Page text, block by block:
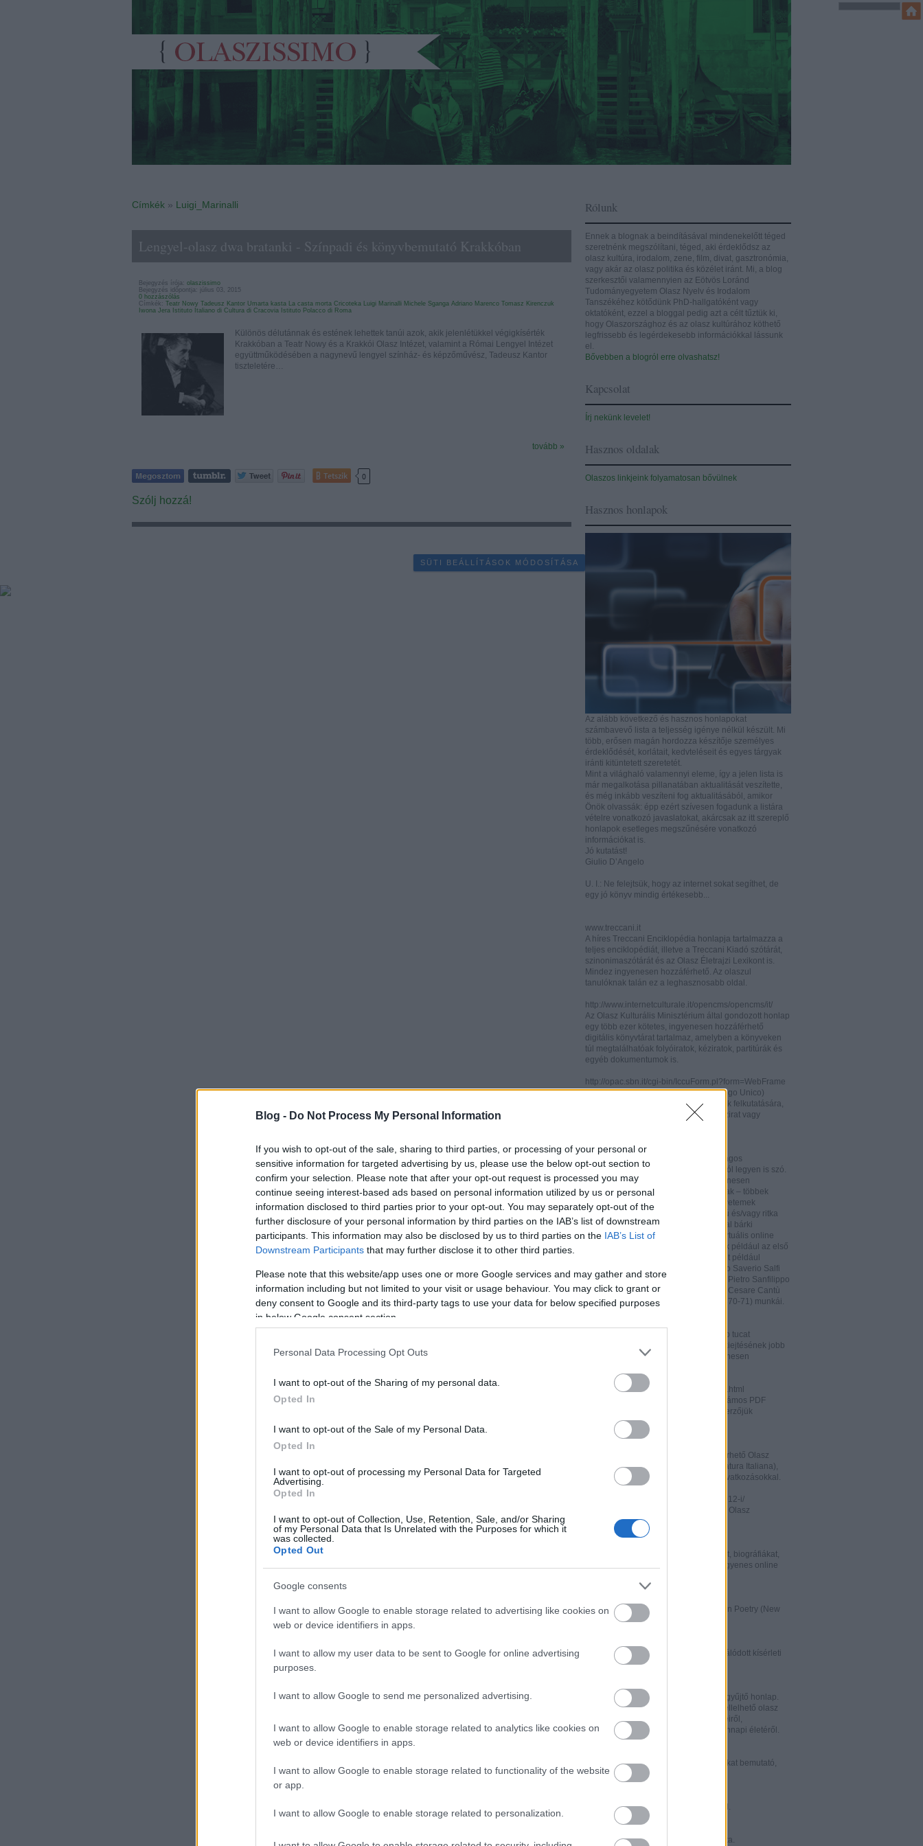
Blog - Do Not Process My Personal Information
If you wish to opt-out of the sale, sharing to third parties, or processing of your personal or
sensitive information for targeted advertising by us, please use the below opt-out section to
confirm your selection. Please note that after your opt-out request is processed you may
continue seeing interest-based ads based on personal information utilized by us or personal
information disclosed to third parties prior to your opt-out. You may separately opt-out of the
further disclosure of your personal information by third parties on the IAB’s list of downstream
participants. This information may also be disclosed by us to third parties on the IAB’s List of
Downstream Participants that may further disclose it to other third parties.
Please note that this website/app uses one or more Google services and may gather and store
information including but not limited to your visit or usage behaviour. You may click to grant or
deny consent to Google and its third-party tags to use your data for below specified purposes
in below Google consent section.
Personal Data Processing Opt Outs
I want to opt-out of the Sharing of my personal data.
Opted In
I want to opt-out of the Sale of my Personal Data.
Opted In
I want to opt-out of processing my Personal Data for Targeted
Advertising.
Opted In
I want to opt-out of Collection, Use, Retention, Sale, and/or Sharing
of my Personal Data that Is Unrelated with the Purposes for which it
was collected.
Opted Out
Google consents
I want to allow Google to enable storage related to advertising like cookies on
web or device identifiers in apps.
I want to allow my user data to be sent to Google for online advertising
purposes.
I want to allow Google to send me personalized advertising.
I want to allow Google to enable storage related to analytics like cookies on
web or device identifiers in apps.
I want to allow Google to enable storage related to functionality of the website
or app.
I want to allow Google to enable storage related to personalization.
Rólunk
Ennek a blognak a beindításával mindenekelőtt téged
szeretnénk megszólítani, téged, aki érdeklődsz az
olasz kultúra, irodalom, zene, film, divat, gasztronómia,
vagy akár az olasz politika és közélet iránt. Mi, a blog
szerkesztői valamennyien az Eötvös Loránd
Tudományegyetem Olasz Nyelv és Irodalom
Tanszékéhez kötődünk PhD-hallgatóként vagy
oktatóként, ezzel a bloggal pedig azt a célt tűztük ki,
hogy Olaszországhoz és az olasz kultúrához köthető
legfrissebb és legérdekesebb információkkal lássunk
el.
Bővebben a blogról erre olvashatsz!
Kapcsolat
Írj nekünk levelet!
Hasznos oldalak
Olaszos linkjeink folyamatosan bővülnek
Hasznos honlapok
Az alább következő és hasznos honlapokat
számbavevő lista a teljesség igénye nélkül készült. Mi
több, erősen magán hordozza készítője személyes
érdeklődését, korlátait, kedvteléseit és egyes tárgyak
iránti kitüntetett szeretetét.
Mint a világhaló valamennyi eleme, így a jelen lista is
már megalkotása pillanatában aktualitását veszítette,
és még inkább veszíteni fog aktualitásából, amikor
Önök olvassák: épp ezért szívesen fogadunk a listára
vételre vonatkozó javaslatokat, akárcsak az itt szereplő
honlapok esetleges megszűnésére vonatkozó
információkat is.
Jó kutatást!
Giulio D’Angelo
U. I.: Ne felejtsük, hogy az internet sokat segíthet, de
egy jó könyv mindig értékesebb...
www.treccani.it
A híres Treccani Enciklopédia honlapja tartalmazza a
teljes enciklopédiát, illetve a Treccani Kiadó szótárát,
szinonimaszótárát és az Olasz Életrajzi Lexikont is.
Mindez ingyenesen hozzáférhető. Az olaszul
tanulóknak talán ez a leghasznosabb oldal.
http://www.internetculturale.it/opencms/opencms/it/
Az Olasz Kulturális Minisztérium által gondozott honlap
egy több ezer kötetes, ingyenesen hozzáférhető
digitális könyvtárat tartalmaz, amelyben a könyveken
túl megtalálhatóak folyóiratok, kéziratok, partitúrák és
egyéb dokumentumok is.
http://opac.sbn.it/cgi-bin/IccuForm.pl?form=WebFrame
Az ICCU (Istituto Centrale per il Catalogo Unico)
keresőrendszere. Hasznos lehet annak felkutatására,
hogy hol lelhető fel egy-egy könyv, kézirat vagy
http://books.google.it/
A könyveknek és folyóiratoknak valóságos
kincseskamrája ez, bármelyik századról legyen is szó.
Ezen az oldalon olvashatóak és ingyenesen
letölthetőek minden nemzetiségű írónak – többek
között olaszoknak is – az amerikai egyetemek
könyvtáraiban digitalizált, első kiadású és/vagy ritka
könyvei. Egy Google vagy Gmail fiókkal bárki
létrehozhatja és megőrizheti a saját virtuális online
könyvtárát. A honlapon megtalálhatóak például az első
olasz irodalomtörténeti munkák is, mint például
Girolamo Tiraboschi (1825), Francesco Saverio Salfi
(1834), Giuseppe Maffei (1852-1853), Pietro Sanfilippo
(1859), Paolo Emiliani-Giudici (1863), Cesare Cantù
(1865) vagy Francesco De Sanctis (1870-71) munkái.
2.495 e-könyv, 6.320 zenei darab, több tucat
hangoskönyv segíthet az olasz nyelv kiejtésének jobb
elsajátításában. Valamennyi file ingyenesen
http://www.letteraturaitaliana.net/index.html
Az előzőhöz nagyon hasonló oldal, számos PDF
formátumú olasz irodalmi művel és szerzőjük
életrajzával gazdagítva.
Antonio Piromalli ingyenesen hozzáférhető Olasz
irodalomtörténet-e (Storia della Letteratura Italiana),
digitális keresőprogrammal és hiperhivatkozásokkal.
http://www3.unibo.it/boll900/numeri/2012-i/
«Bollettino '900». A Bolognai Egyetem Olasz
Tanszékének online folyóirata.
Régi és kortárs olasz irodalmi műveket, biográfiákat,
szerzőket és recenziókat bemutató, ingyenes online
Gradiva - International Journal of Italian Poetry (New
York - Roma)
Az iskolai irodalomoktatásra specializálódott kísérleti
folyóirat.
A világ italianisztikai folyóiratait egybegyűjtő honlap.
Számos információt kínál a világban fellelhető olasz
tanszékek folyóiratairól, kiadott könyveiről,
publikációiról, ösztöndíjairól és mindennapi életéről.
Régi és ritka történelmi dokumentumokat bemutató,
érdekes és könnyen átlátható honlap.
Irodalmi és egyéb témákat kínáló oldal.
A rangos olasz folyóirat online változata.
Címkék » Luigi_Marinalli
Lengyel-olasz dwa bratanki - Színpadi és könyvbemutató Krakkóban
Bejegyzés írója: olaszissimo
Bejegyzés időpontja: július 03, 2015
0 hozzászólás
Címkék: Teatr Nowy Tadeusz Kantor Umarta kasta La casta morta Cricoteka Luigi Marinalli Michele Sganga Adriano Marenco Tomasz Kirenczuk
Iwona Jera Istituto Italiano di Cultura di Cracovia Istituto Polacco di Roma
Különös délutánnak és estének lehettek tanúi azok, akik jelenlétükkel végigkísérték
Krakkóban a Teatr Nowy és a Krakkói Olasz Intézet, valamint a Római Lengyel Intézet
együttműködésében a nagynevű lengyel színház- és képzőművész, Tadeusz Kantor
tiszteletére…
tovább »
Tetszik 0
Szólj hozzá!
SÜTI BEÁLLÍTÁSOK MÓDOSÍTÁSA